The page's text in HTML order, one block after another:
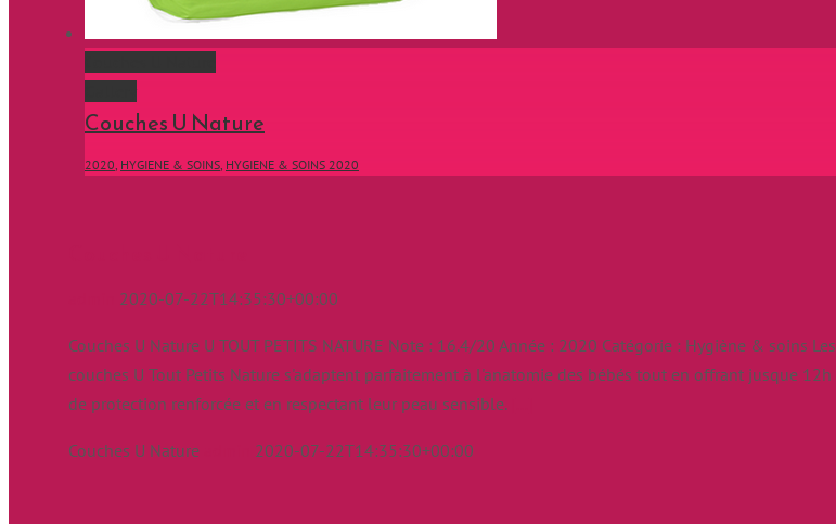
Couches U Nature
2020 HYGIENE & SOINS HYGIENE & SOINS 2020
2020-07-22T14:35:30+00:00
Couches U Nature U TOUT PETITS NATURE Note : 16.4/20 Année : 2020 Catégorie : Hygiène & soins Les
couches U Tout Petits Nature s'adaptent parfaitement à l'anatomie des bébés tout en offrant jusque 12h
de protection renforcée et en respectant leur peau sensible.
Couches U Nature 2020-07-22T14:35:30+00:00